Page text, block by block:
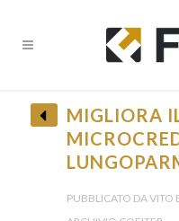
MIGLIORA
PUBBLICATO DA VITO